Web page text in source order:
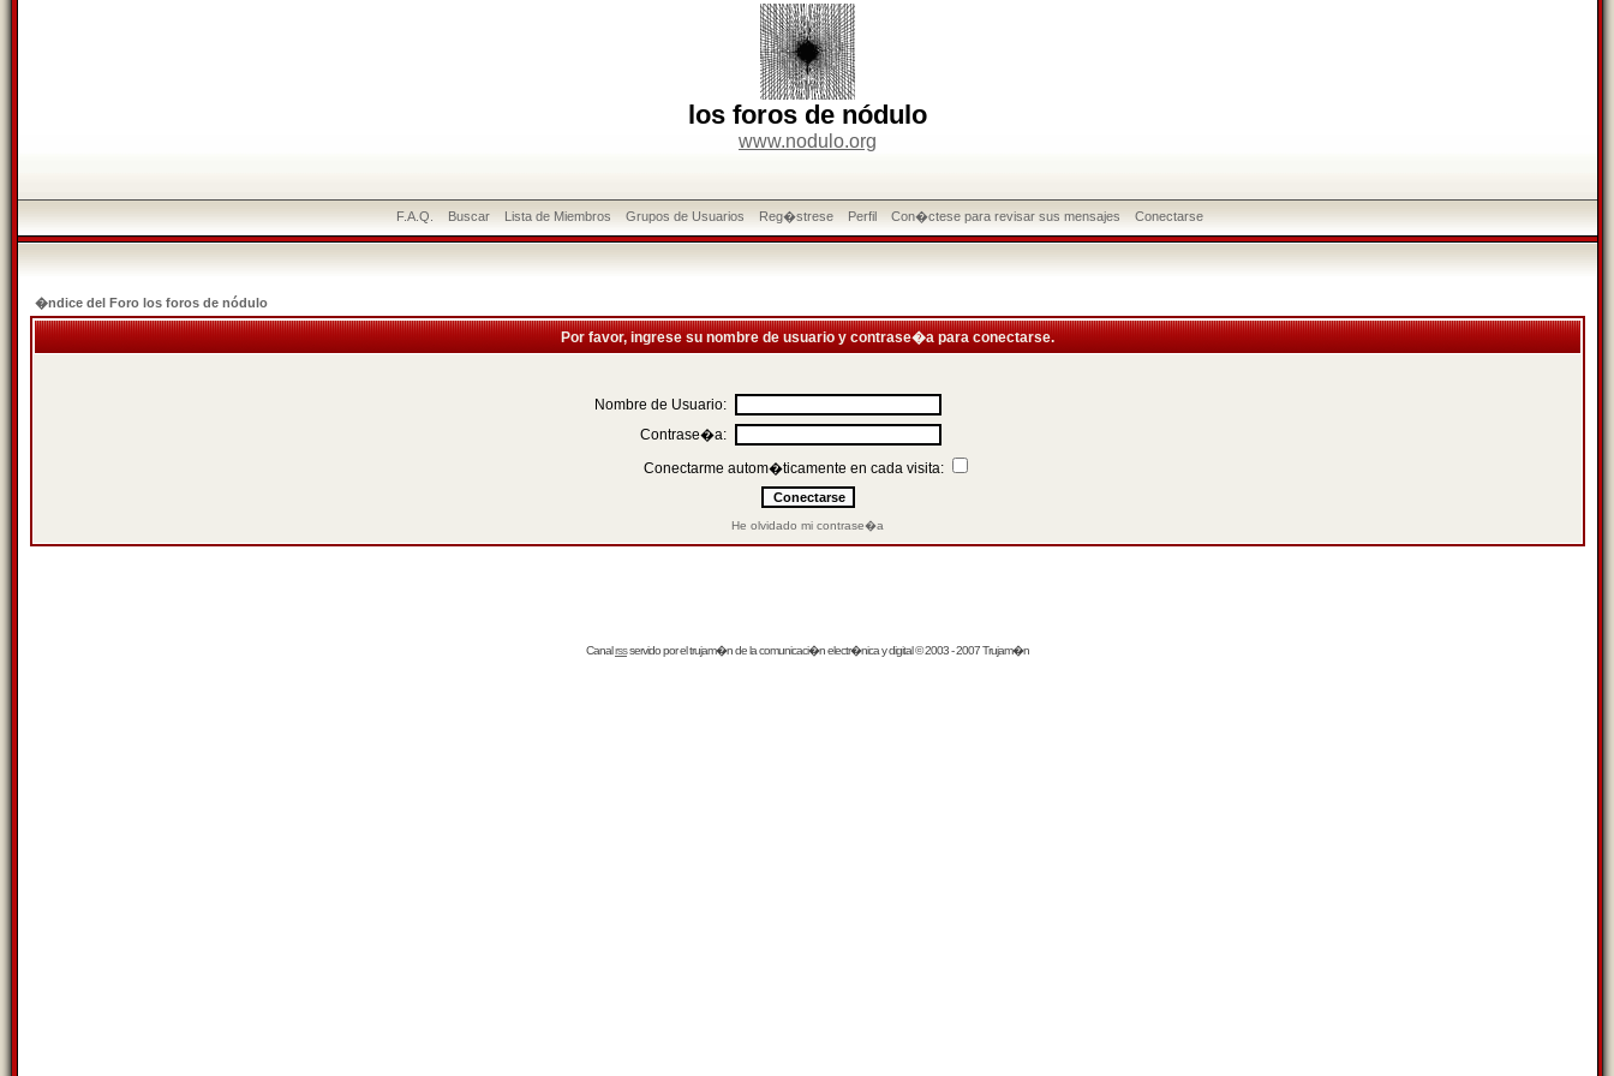
los foros de nódulo
www.nodulo.org
F.A.Q. Buscar Lista de Miembros Grupos de Usuarios Reg�strese Perfil Con�ctese para revisar sus mensajes Conectarse
�ndice del Foro los foros de nódulo
Por favor, ingrese su nombre de usuario y contrase�a para conectarse.
Nombre de Usuario:
Contrase�a:
Conectarme autom�ticamente en cada visita:
He olvidado mi contrase�a
Canalrssservido por eltrujam�nde la comunicaci�n electr�nica y digital © 2003 - 2007 Trujam�n